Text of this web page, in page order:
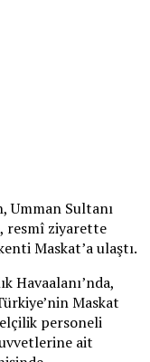
Umman Sultanı
resmî ziyarette
Maskat’a ulaştı.
Havaalanı’nda,
Maskat
personeli
ait